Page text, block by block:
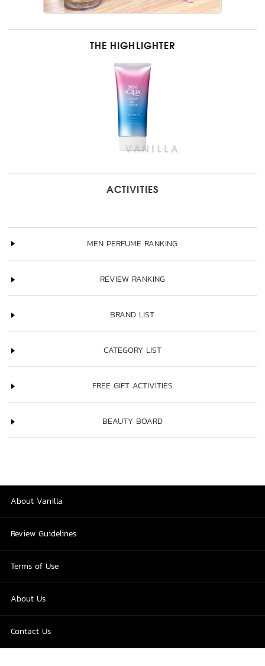
THE HIGHLIGHTER
ACTIVITIES
MEN PERFUME RANKING
REVIEW RANKING
BRAND LIST
CATEGORY LIST
FREE GIFT ACTIVITIES
BEAUTY BOARD
About Vanilla
Review Guidelines
Terms of Use
About Us
Contact Us